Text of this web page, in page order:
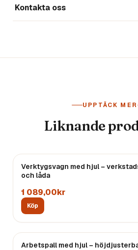
Kontakta oss
UPPTÄCK MER
Liknande
Verktygsvagn med hjul –
och låda
1 089,00kr
Köp
Arbetspall med hjul –